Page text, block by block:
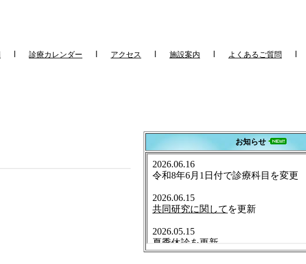
ｌ 診療カレンダー ｌ アクセス ｌ 施設案内 ｌ よくあるご質問 ｌ
お知らせ